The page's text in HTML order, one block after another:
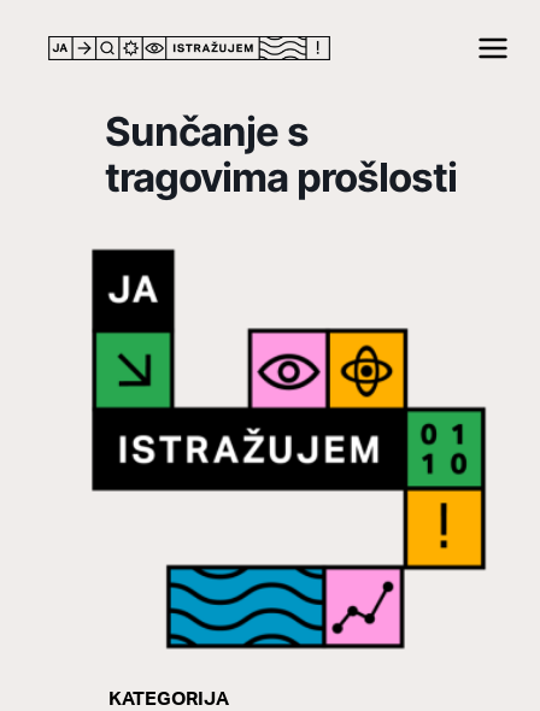
Sunčanje s
tragovima prošlosti
KATEGORIJA